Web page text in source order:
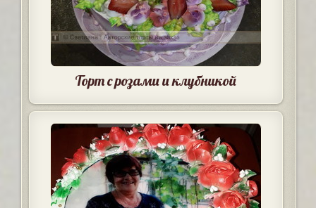
Торт с розами и клубникой